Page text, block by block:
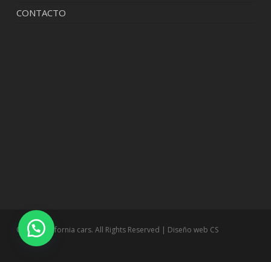
CONTACTO
© 2026 california cars. All Rights Reserved | Diseño web CS